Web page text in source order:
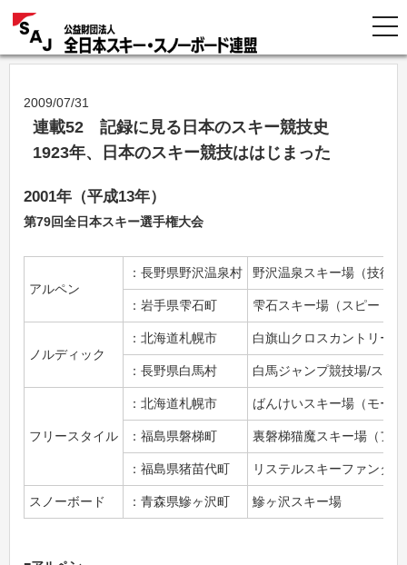
2009/07/31
連載52 記録に見る日本のスキー競技史
1923年、日本のスキー競技ははじまった
2001年（平成13年）
第79回全日本スキー選手権大会
アルペン
：長野県野沢温泉村 野沢温泉スキー場（技術
：岩手県雫石町 雫石スキー場（スピード
ノルディック
：北海道札幌市 白旗山クロスカントリー
：長野県白馬村 白馬ジャンプ競技場/スノ
フリースタイル
：北海道札幌市 ばんけいスキー場（モー
：福島県磐梯町 裏磐梯猫魔スキー場（ア
：福島県猪苗代町 リステルスキーファンタ
スノーボード ：青森県鰺ヶ沢町 鰺ヶ沢スキー場